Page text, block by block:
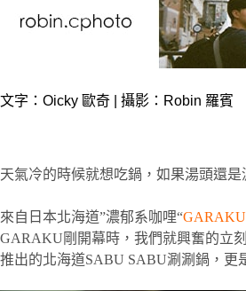
文字：Oicky 歐奇 | 攝影：Robin 羅賓
天氣冷的時候就想吃鍋，如果湯頭還
來自日本北海道”濃郁系咖哩“GARAKU
GARAKU剛開幕時，我們就興奮的立
推出的北海道SABU SABU涮涮鍋，更